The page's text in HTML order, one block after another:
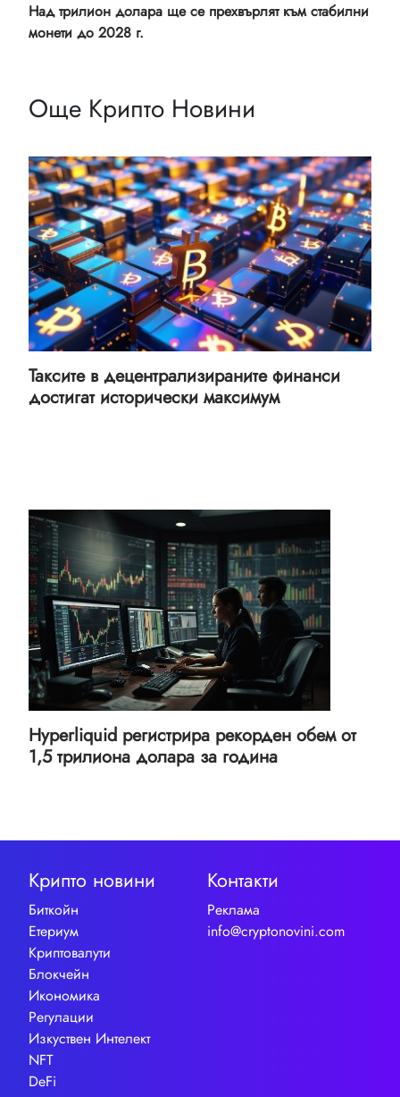
Над трилион долара ще се прехвърлят към стабилни
монети до 2028 г.
Още Крипто Новини
Таксите в децентрализираните финанси
достигат исторически максимум
Hyperliquid регистрира рекорден обем от
1,5 трилиона долара за година
Крипто новини
Биткойн
Етериум
Криптовалути
Блокчейн
Икономика
Регулации
Изкуствен Интелект
NFT
DeFi
Контакти
Реклама
info@cryptonovini.com